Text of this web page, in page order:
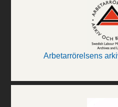
Arbetarrörelsens